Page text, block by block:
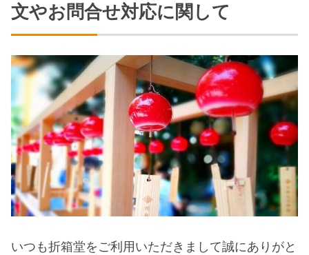
文やお問合せ対応に関して
いつも折箱堂をご利用いただきまして誠にありがと